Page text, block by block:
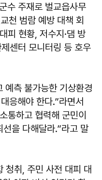
수 주재로 벌교읍사무
천 범람 예방 대책 회
피 현황, 저수지·댐 방
센터 모니터링 등 호우
예측 불가능한 기상환경
응해야 한다.”라면서
통하고 협력해 군민이
을 다해달라.”라고 말
청취, 주민 사전 대피 대